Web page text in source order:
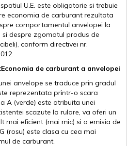
U.E. este obligatorie si trebuie
economia de carburant rezultata
comportamentul anvelopei la
despre zgomotul produs de
conform directivei nr.
Economia de carburant a anvelopei
anvelope se traduce prin gradul
reprezentata printr-o scara
A (verde) este atribuita unei
scazute la rulare, va oferi un
mai eficient (mai mic) si o emisia de
(rosu) este clasa cu cea mai
de carburant.